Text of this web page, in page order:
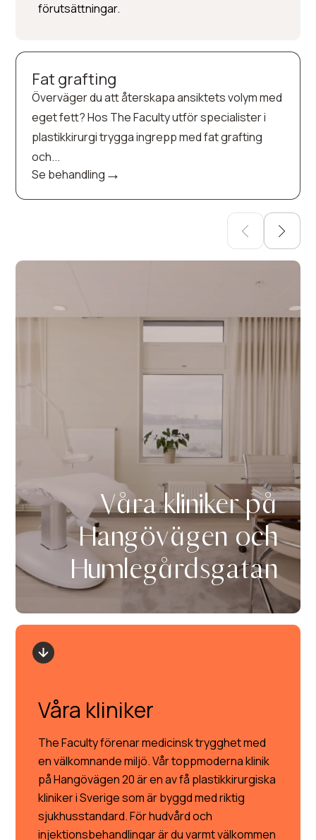
förutsättningar.
Fat grafting
Överväger du att återskapa ansiktets volym med
eget fett? Hos The Faculty utför specialister i
plastikkirurgi trygga ingrepp med fat grafting
och...
Se behandling →
Våra kliniker på
Hangövägen och
Humlegårdsgatan
Våra kliniker
The Faculty förenar medicinsk trygghet med
en välkomnande miljö. Vår toppmoderna klinik
på Hangövägen 20 är en av få plastikkirurgiska
kliniker i Sverige som är byggd med riktig
sjukhusstandard. För hudvård och
injektionsbehandlingar är du varmt välkommen